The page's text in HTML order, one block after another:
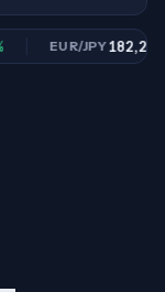
EUR/JPY182,26